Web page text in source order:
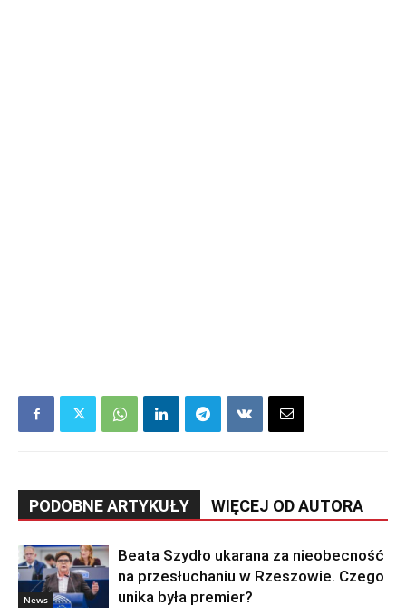
PODOBNE ARTYKUŁY WIĘCEJ OD AUTORA
News
Beata Szydło ukarana za nieobecność
na przesłuchaniu w Rzeszowie. Czego
unika była premier?